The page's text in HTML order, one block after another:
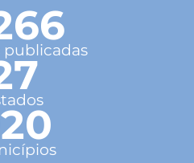
publicadas